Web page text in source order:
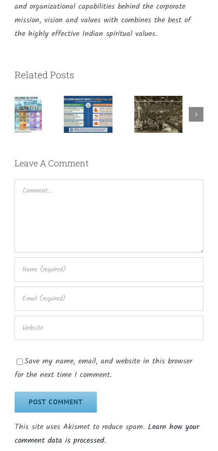
and organizational capabilities behind the corporate
mission, vision and values with combines the best of
the highly effective Indian spiritual values.
Related Posts
Cultural
Building
Impact
on
Manufacturing
The New
Labour
Leave A Comment
Comment
Save my name, email, and website in this browser
for the next time I comment.
This site uses Akismet to reduce spam. Learn how your
comment data is processed.